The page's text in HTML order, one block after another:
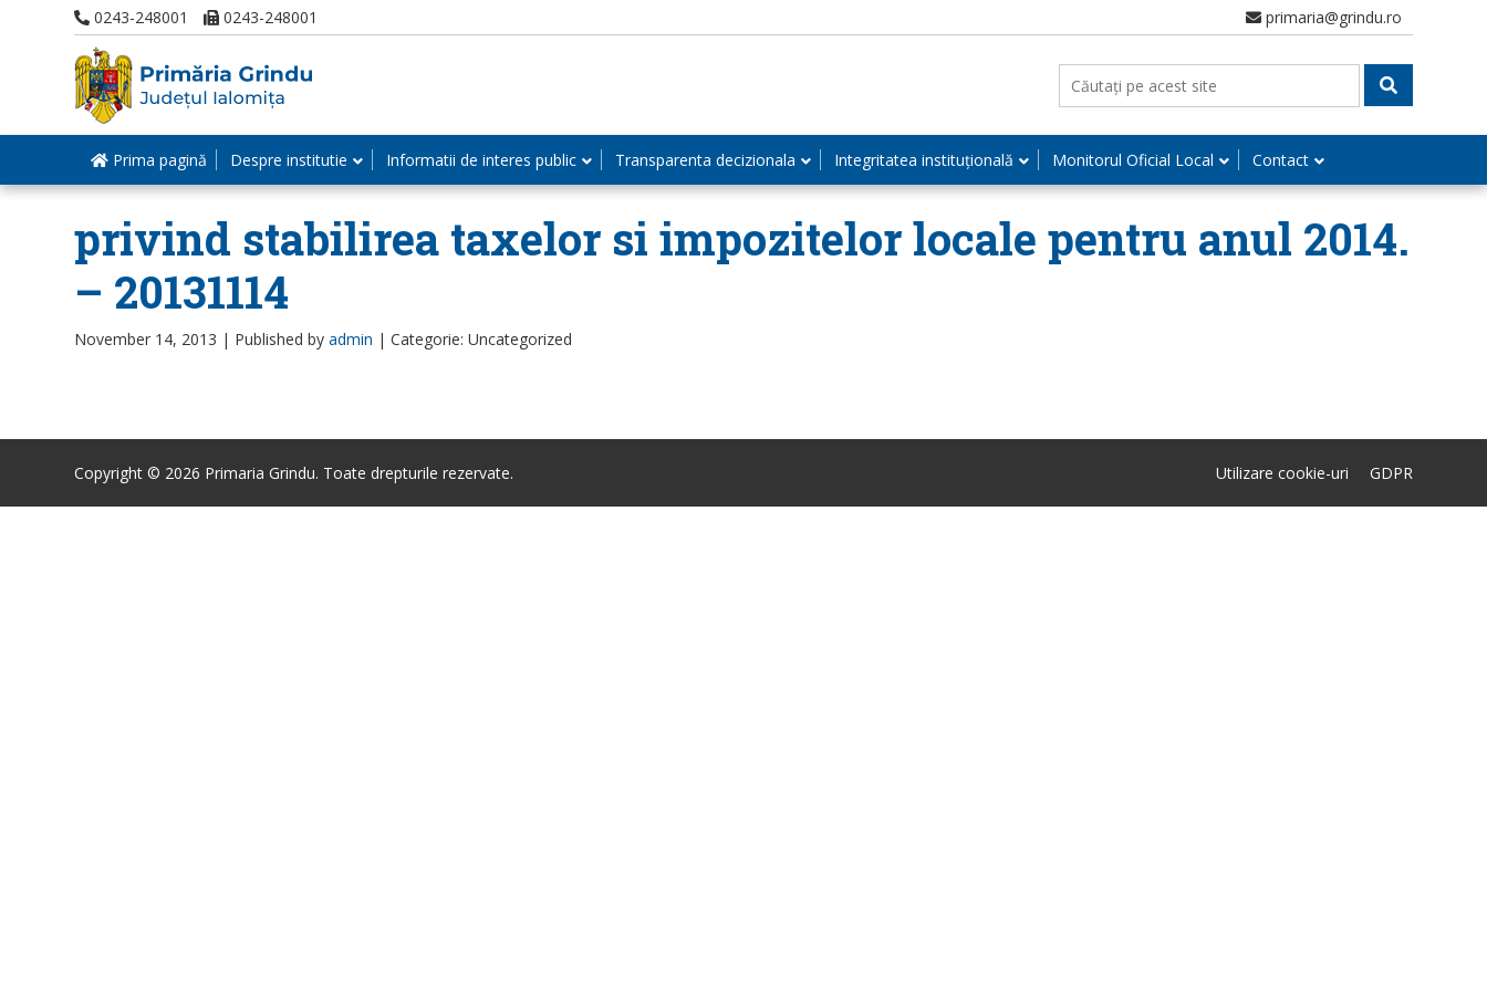
0243-248001 0243-248001 primaria@grindu.ro
Prima pagină Despre institutie Informatii de interes public Transparenta decizionala Integritatea instituțională Monitorul Oficial Local Contact
privind stabilirea taxelor si impozitelor locale pentru anul 2014.
– 20131114
November 14, 2013 | Published by admin | Categorie: Uncategorized
Copyright © 2026 Primaria Grindu. Toate drepturile rezervate. Utilizare cookie-uri GDPR